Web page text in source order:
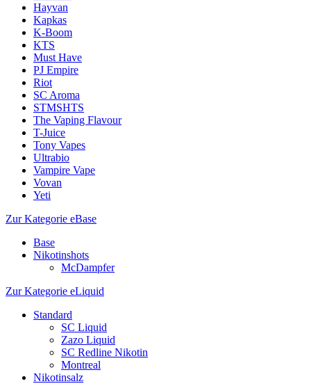
Hayvan
Kapkas
K-Boom
KTS
Must Have
PJ Empire
Riot
SC Aroma
STMSHTS
The Vaping Flavour
T-Juice
Tony Vapes
Ultrabio
Vampire Vape
Vovan
Yeti
Zur Kategorie eBase
Base
Nikotinshots
McDampfer
Zur Kategorie eLiquid
Standard
SC Liquid
Zazo Liquid
SC Redline Nikotin
Montreal
Nikotinsalz